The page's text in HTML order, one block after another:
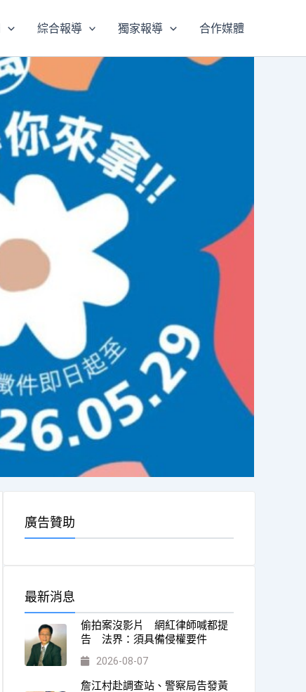
綜合報導 獨家報導 合作媒體
廣告贊助
最新消息
偷拍案沒影片 網紅律師喊都提
告 法界：須具備侵權要件
2026-08-07
詹江村赴調查站、警察局告發黃